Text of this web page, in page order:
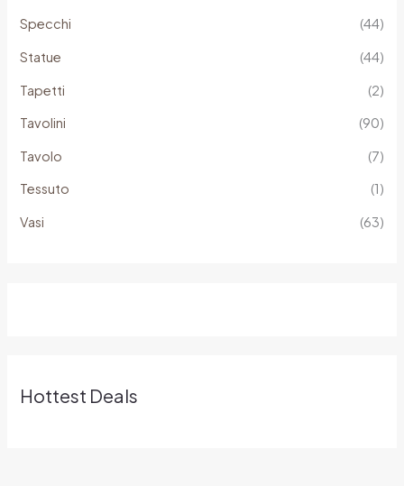
Specchi (44)
Statue (44)
Tapetti (2)
Tavolini (90)
Tavolo (7)
Tessuto (1)
Vasi (63)
Hottest Deals